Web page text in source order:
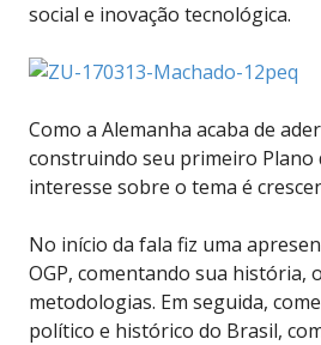
social e inovação tecnológica.
Como a Alemanha acaba de
construindo seu primeiro Plano
interesse sobre o tema é
No início da fala fiz uma
OGP, comentando sua história,
metodologias. Em seguida,
político e histórico do Brasil,